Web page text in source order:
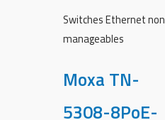
Switches Ethernet non
manageables
Moxa TN-
5308-8PoE-